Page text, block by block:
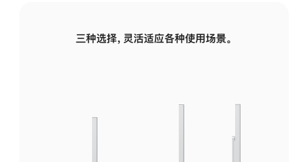
三种选择，灵活适应各种使用场景。